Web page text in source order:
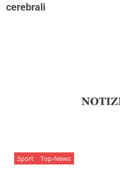
cerebrali
Sport Top-News